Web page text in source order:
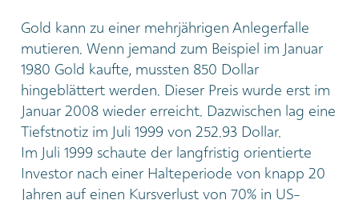
Gold kann zu einer mehrjährigen Anlegerfalle
mutieren. Wenn jemand zum Beispiel im Januar
1980 Gold kaufte, mussten 850 Dollar
hingeblättert werden. Dieser Preis wurde erst im
Januar 2008 wieder erreicht. Dazwischen lag eine
Tiefstnotiz im Juli 1999 von 252.93 Dollar.
Im Juli 1999 schaute der langfristig orientierte
Investor nach einer Halteperiode von knapp 20
Jahren auf einen Kursverlust von 70% in US-